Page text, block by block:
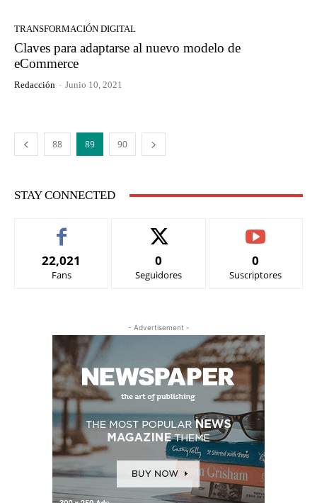
TRANSFORMACIÓN DIGITAL
Claves para adaptarse al nuevo modelo de
eCommerce
Redacción - Junio 10, 2021
88 89 90
STAY CONNECTED
22,021
Fans
0
Seguidores
0
Suscriptores
- Advertisement -